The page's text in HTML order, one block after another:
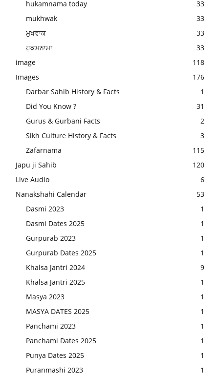
hukamnama today
33
mukhwak
33
ਮੁਖਵਾਕ
33
ਹੁਕਮਨਾਮਾ
33
image
118
Images
176
Darbar Sahib History & Facts
1
Did You Know ?
31
Gurus & Gurbani Facts
2
Sikh Culture History & Facts
3
Zafarnama
115
Japu ji Sahib
120
Live Audio
6
Nanakshahi Calendar
53
Dasmi 2023
1
Dasmi Dates 2025
1
Gurpurab 2023
1
Gurpurab Dates 2025
1
Khalsa Jantri 2024
9
Khalsa Jantri 2025
1
Masya 2023
1
MASYA DATES 2025
1
Panchami 2023
1
Panchami Dates 2025
1
Punya Dates 2025
1
Puranmashi 2023
1